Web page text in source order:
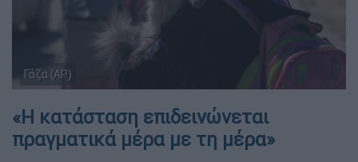
Γάζα (AP)
«Η κατάσταση επιδεινώνεται
πραγματικά μέρα με τη μέρα»